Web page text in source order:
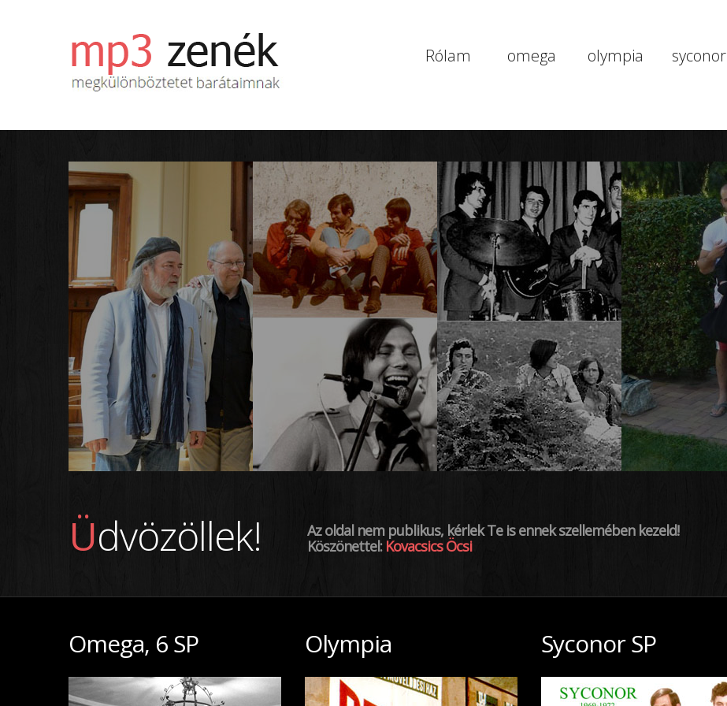
Rólam omega olympia syconor
Üdvözöllek!
Az oldal nem publikus, kérlek Te is ennek szellemében kezeld!
Köszönettel: Kovacsics Öcsi
Omega, 6 SP Olympia Syconor SP